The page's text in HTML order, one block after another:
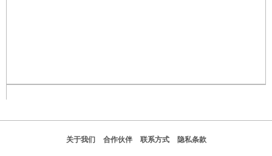
关于我们 合作伙伴 联系方式 隐私条款